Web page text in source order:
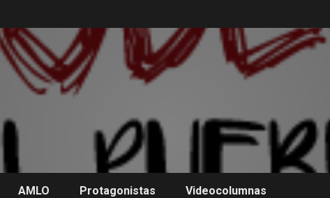
AMLO Protagonistas Videocolumnas